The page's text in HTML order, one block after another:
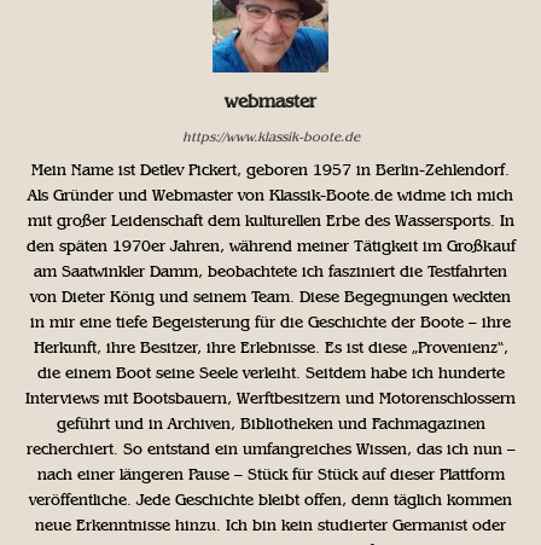
webmaster
https://www.klassik-boote.de
Mein Name ist Detlev Pickert, geboren 1957 in Berlin-Zehlendorf.
Als Gründer und Webmaster von Klassik-Boote.de widme ich mich
mit großer Leidenschaft dem kulturellen Erbe des Wassersports. In
den späten 1970er Jahren, während meiner Tätigkeit im Großkauf
am Saatwinkler Damm, beobachtete ich fasziniert die Testfahrten
von Dieter König und seinem Team. Diese Begegnungen weckten
in mir eine tiefe Begeisterung für die Geschichte der Boote – ihre
Herkunft, ihre Besitzer, ihre Erlebnisse. Es ist diese „Provenienz“,
die einem Boot seine Seele verleiht. Seitdem habe ich hunderte
Interviews mit Bootsbauern, Werftbesitzern und Motorenschlossern
geführt und in Archiven, Bibliotheken und Fachmagazinen
recherchiert. So entstand ein umfangreiches Wissen, das ich nun –
nach einer längeren Pause – Stück für Stück auf dieser Plattform
veröffentliche. Jede Geschichte bleibt offen, denn täglich kommen
neue Erkenntnisse hinzu. Ich bin kein studierter Germanist oder